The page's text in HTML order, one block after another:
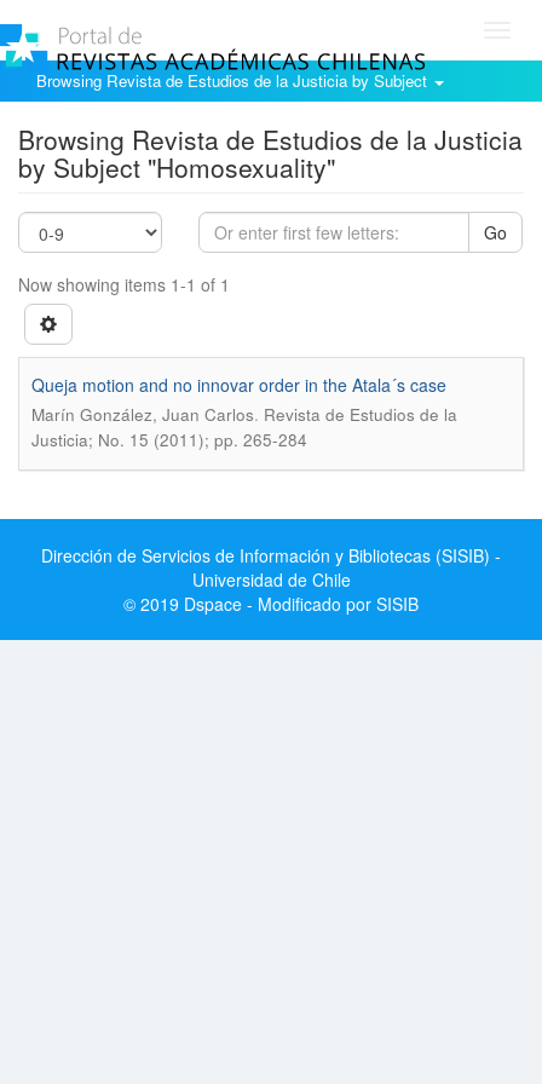
Browsing Revista de Estudios de la Justicia by Subject
Browsing Revista de Estudios de la Justicia
by Subject "Homosexuality"
Go
Now showing items 1-1 of 1
Queja motion and no innovar order in the Atala´s case
Marín González, Juan Carlos. Revista de Estudios de la
Justicia; No. 15 (2011); pp. 265-284
Dirección de Servicios de Información y Bibliotecas (SISIB) -
Universidad de Chile
© 2019 Dspace - Modificado por SISIB